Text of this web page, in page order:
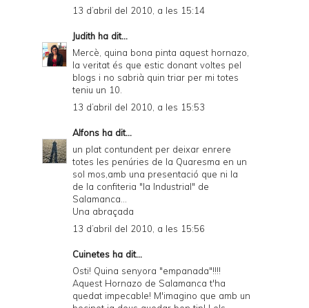
13 d’abril del 2010, a les 15:14
Judith ha dit...
Mercè, quina bona pinta aquest hornazo,
la veritat és que estic donant voltes pel
blogs i no sabrià quin triar per mi totes
teniu un 10.
13 d’abril del 2010, a les 15:53
Alfons ha dit...
un plat contundent per deixar enrere
totes les penúries de la Quaresma en un
sol mos,amb una presentació que ni la
de la confiteria "la Industrial" de
Salamanca...
Una abraçada
13 d’abril del 2010, a les 15:56
Cuinetes ha dit...
Osti! Quina senyora "empanada"!!!!
Aquest Hornazo de Salamanca t'ha
quedat impecable! M'imagino que amb un